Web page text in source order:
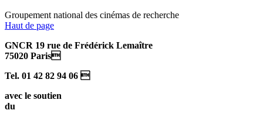
Groupement national des cinémas de recherche
Haut de page
GNCR 19 rue de Frédérick Lemaître
75020 Paris
Tel. 01 42 82 94 06 
avec le soutien
du